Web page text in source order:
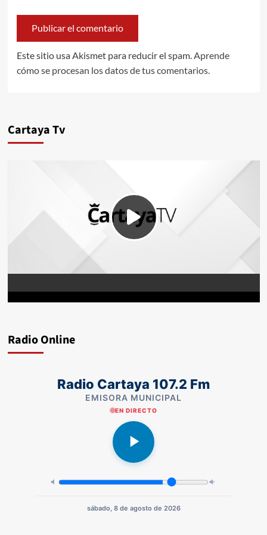
Este sitio usa Akismet para reducir el spam. Aprende
cómo se procesan los datos de tus comentarios.
Cartaya Tv
Radio Online
Radio Cartaya 107.2 Fm
EMISORA MUNICIPAL
EN DIRECTO
sábado, 8 de agosto de 2026